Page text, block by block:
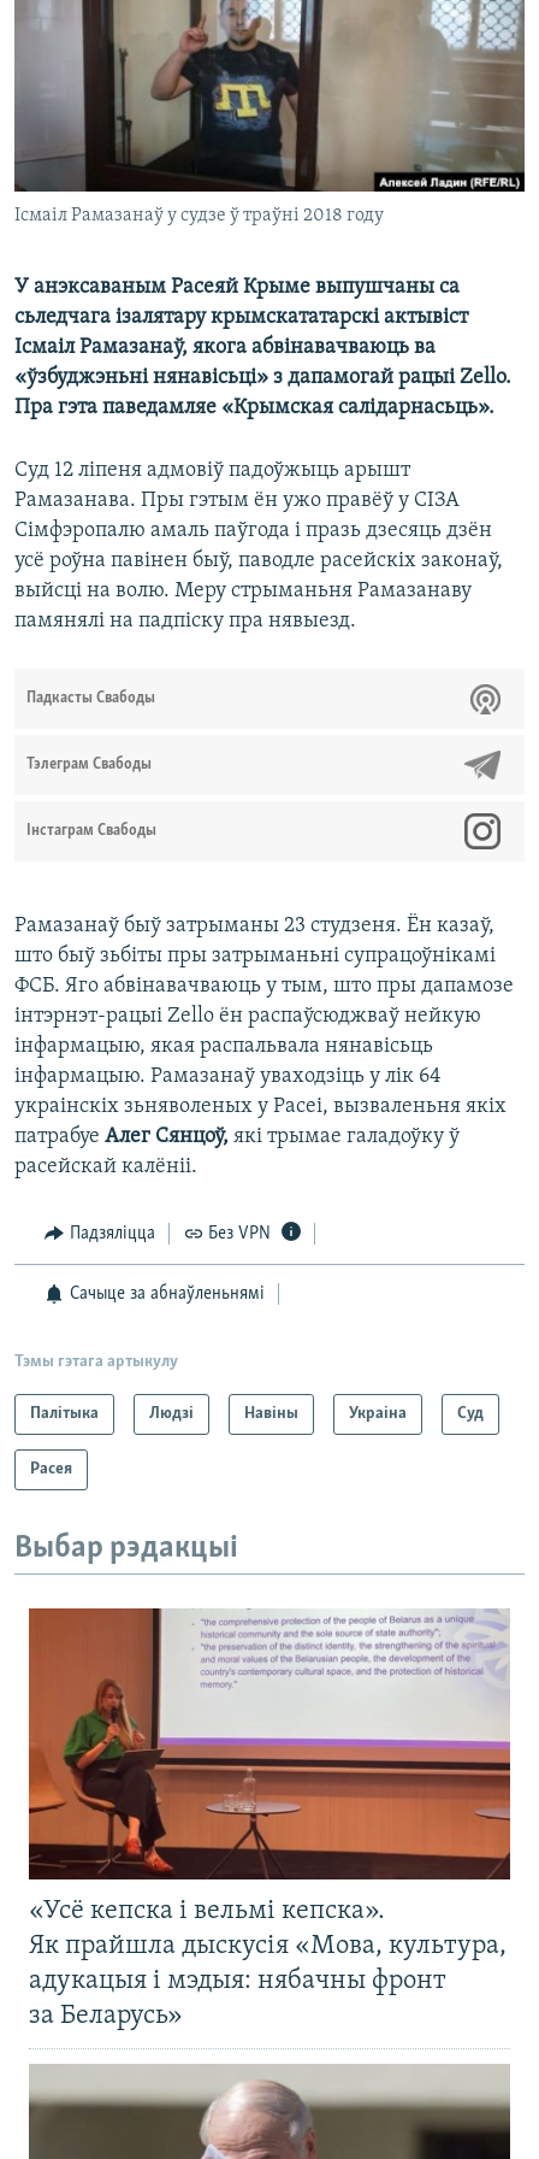
НА ХВАЛЯХ СВАБОДЫ
Ісмаіл Рамазанаў у судзе ў траўні 2018 году
У анэксаваным Расеяй Крыме выпушчаны са
сьледчага ізалятару крымскататарскі актывіст
Ісмаіл Рамазанаў, якога абвінавачваюць ва
«ўзбуджэньні нянавісьці» з дапамогай рацыі Zello.
Пра гэта паведамляе «Крымская салідарнасьць».
Суд 12 ліпеня адмовіў падоўжыць арышт
Рамазанава. Пры гэтым ён ужо правёў у СІЗА
Сімфэропалю амаль паўгода і празь дзесяць дзён
усё роўна павінен быў, паводле расейскіх законаў,
выйсці на волю. Меру стрыманьня Рамазанаву
памянялі на падпіску пра нявыезд.
Падкасты Свабоды
Тэлеграм Свабоды
Інстаграм Свабоды
Рамазанаў быў затрыманы 23 студзеня. Ён казаў,
што быў зьбіты пры затрыманьні супрацоўнікамі
ФСБ. Яго абвінавачваюць у тым, што пры дапамозе
інтэрнэт-рацыі Zello ён распаўсюджваў нейкую
інфармацыю, якая распальвала нянавісьць
інфармацыю. Рамазанаў уваходзіць у лік 64
украінскіх зьняволеных у Расеі, вызваленьня якіх
патрабуе Алег Сянцоў, які трымае галадоўку ў
расейскай калёніі.
Падзяліцца Без VPN
Сачыце за абнаўленьнямі
Тэмы гэтага артыкулу
Палітыка Людзі Навіны Украіна Суд
Расея
Выбар рэдакцыі
«Усё кепска і вельмі кепска».
Як прайшла дыскусія «Мова, культура,
адукацыя і мэдыя: нябачны фронт
за Беларусь»